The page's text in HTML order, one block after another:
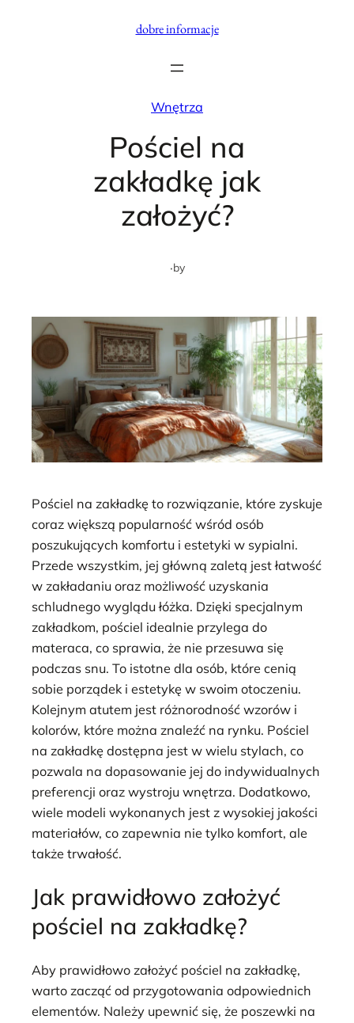
dobre informacje
Wnętrza
Pościel na
zakładkę jak
założyć?
·by
Pościel na zakładkę to rozwiązanie, które zyskuje
coraz większą popularność wśród osób
poszukujących komfortu i estetyki w sypialni.
Przede wszystkim, jej główną zaletą jest łatwość
w zakładaniu oraz możliwość uzyskania
schludnego wyglądu łóżka. Dzięki specjalnym
zakładkom, pościel idealnie przylega do
materaca, co sprawia, że nie przesuwa się
podczas snu. To istotne dla osób, które cenią
sobie porządek i estetykę w swoim otoczeniu.
Kolejnym atutem jest różnorodność wzorów i
kolorów, które można znaleźć na rynku. Pościel
na zakładkę dostępna jest w wielu stylach, co
pozwala na dopasowanie jej do indywidualnych
preferencji oraz wystroju wnętrza. Dodatkowo,
wiele modeli wykonanych jest z wysokiej jakości
materiałów, co zapewnia nie tylko komfort, ale
także trwałość.
Jak prawidłowo założyć
pościel na zakładkę?
Aby prawidłowo założyć pościel na zakładkę,
warto zacząć od przygotowania odpowiednich
elementów. Należy upewnić się, że poszewki na